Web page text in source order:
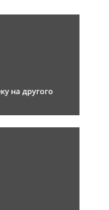
на другого